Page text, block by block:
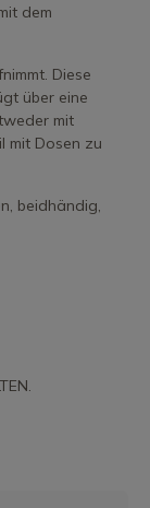
dem
Diese
über eine
mit
mit Dosen zu
beidhändig,